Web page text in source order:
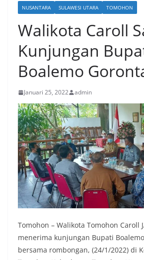
NUSANTARA SULAWESI UTARA TOMOHON
Walikota Caroll
Kunjungan
Boalemo
Januari 25, 2022 admin
Tomohon – Walikota Tomohon Caroll
menerima kunjungan Bupati
bersama rombongan, (24/1/2022) di